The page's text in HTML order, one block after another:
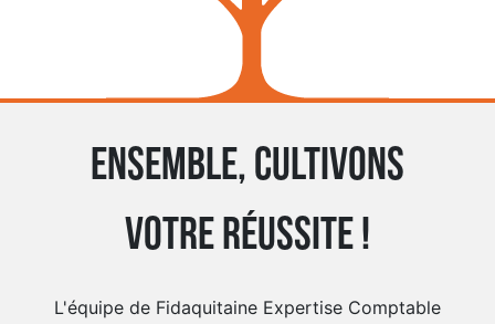
Ensemble, cultivons
votre réussite !
L'équipe de Fidaquitaine Expertise Comptable